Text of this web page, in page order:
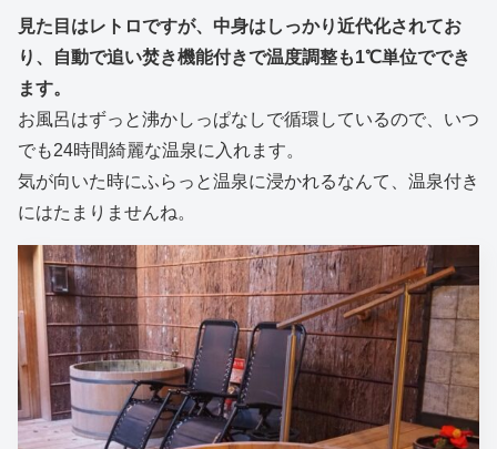
見た目はレトロですが、中身はしっかり近代化されてお
り、自動で追い焚き機能付きで温度調整も1℃単位ででき
ます。
お風呂はずっと沸かしっぱなしで循環しているので、いつ
でも24時間綺麗な温泉に入れます。
気が向いた時にふらっと温泉に浸かれるなんて、温泉付き
にはたまりませんね。